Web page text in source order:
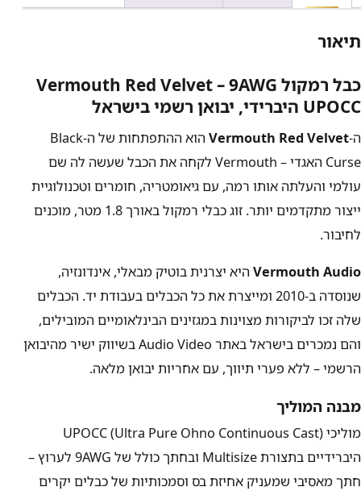
תיאור
כבל רמקול Vermouth Red Velvet – 9AWG
UPOCC היברידי, יבואן רשמי בישראל
ה-Vermouth Red Velvet
הוא ההתפתחות של ה-Black
Curse האגדי – Vermouth לקחה את הכבל שעשה לה שם
עולמי והעלתה אותו רמה, עם גיאומטריה, חומרים וטכנולוגיית
ייצור מתקדמים יותר. זוג כבלי רמקול באורך 1.8 מטר, מוכנים
לחיבור.
Vermouth Audio היא יצרנית בוטיק מבאלי, אינדונזיה,
שנוסדה ב-2010 ומייצרת את כל הכבלים בעבודת יד. הכבלים
שלה זכו לביקורות מצוינות במגזינים הבינלאומיים המובילים,
והם נמכרים בישראל באתר Audio Video בשיווק ישיר מהיבואן
הרשמי – ללא פערי תיווך, עם אחריות יבואן מלאה.
מבנה המוליך
מוליכי UPOCC (Ultra Pure Ohno Continuous Cast)
היברידיים בתצורת Multisize ובחתך כולל של 9AWG לערוץ –
חתך מאסיבי שמעניק אחיזת בס וסמכותיות של כבלים יקרים